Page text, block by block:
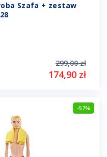
Szafa + zestaw
299,00 zł
174,90 zł
-57%